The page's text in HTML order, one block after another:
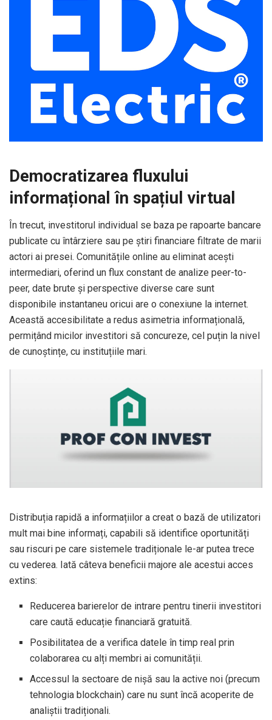
Democratizarea fluxului
informațional în spațiul virtual
În trecut, investitorul individual se baza pe rapoarte bancare
publicate cu întârziere sau pe știri financiare filtrate de marii
actori ai presei. Comunitățile online au eliminat acești
intermediari, oferind un flux constant de analize peer-to-
peer, date brute și perspective diverse care sunt
disponibile instantaneu oricui are o conexiune la internet.
Această accesibilitate a redus asimetria informațională,
permițând micilor investitori să concureze, cel puțin la nivel
de cunoștințe, cu instituțiile mari.
Distribuția rapidă a informațiilor a creat o bază de utilizatori
mult mai bine informați, capabili să identifice oportunități
sau riscuri pe care sistemele tradiționale le-ar putea trece
cu vederea. Iată câteva beneficii majore ale acestui acces
extins:
Reducerea barierelor de intrare pentru tinerii investitori
care caută educație financiară gratuită.
Posibilitatea de a verifica datele în timp real prin
colaborarea cu alți membri ai comunității.
Accessul la sectoare de nișă sau la active noi (precum
tehnologia blockchain) care nu sunt încă acoperite de
analiștii tradiționali.